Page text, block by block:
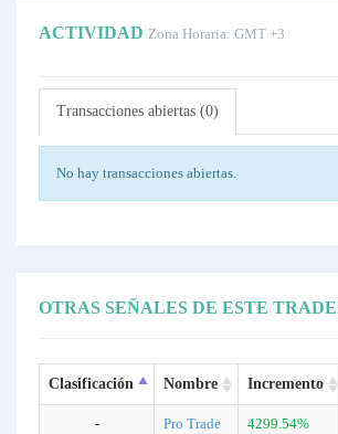
ACTIVIDAD Zona Horaria: GMT +3
Transacciones abiertas (0)
No hay transacciones abiertas.
OTRAS SEÑALES DE ESTE
Clasificación Nombre Incremento
-
Pro Trade
4299.54%